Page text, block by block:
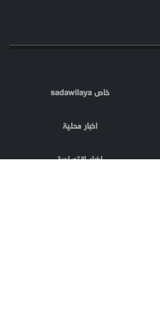
خاص sadawilaya
اخبار محلية
اخبار اقتصادية